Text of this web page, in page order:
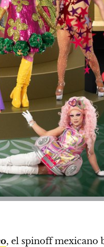
, el spinoff mexicano